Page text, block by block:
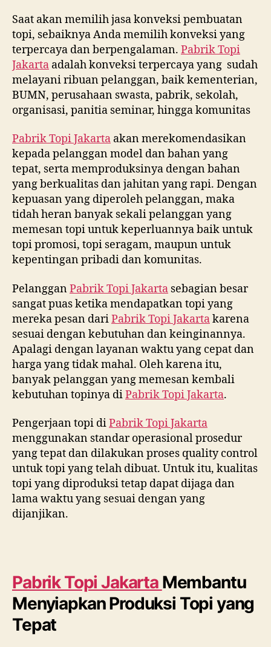
Saat akan memilih jasa konveksi pembuatan
topi, sebaiknya Anda memilih konveksi yang
terpercaya dan berpengalaman. Pabrik Topi
Jakarta adalah konveksi terpercaya yang sudah
melayani ribuan pelanggan, baik kementerian,
BUMN, perusahaan swasta, pabrik, sekolah,
organisasi, panitia seminar, hingga komunitas
Pabrik Topi Jakarta akan merekomendasikan
kepada pelanggan model dan bahan yang
tepat, serta memproduksinya dengan bahan
yang berkualitas dan jahitan yang rapi. Dengan
kepuasan yang diperoleh pelanggan, maka
tidah heran banyak sekali pelanggan yang
memesan topi untuk keperluannya baik untuk
topi promosi, topi seragam, maupun untuk
kepentingan pribadi dan komunitas.
PelangganPabrik Topi Jakarta sebagian besar
sangat puas ketika mendapatkan topi yang
mereka pesan dariPabrik Topi Jakartakarena
sesuai dengan kebutuhan dan keinginannya.
Apalagi dengan layanan waktu yang cepat dan
harga yang tidak mahal. Oleh karena itu,
banyak pelanggan yang memesan kembali
kebutuhan topinya diPabrik Topi Jakarta.
Pengerjaan topi diPabrik Topi Jakarta
menggunakan standar operasional prosedur
yang tepat dan dilakukan proses quality control
untuk topi yang telah dibuat. Untuk itu, kualitas
topi yang diproduksi tetap dapat dijaga dan
lama waktu yang sesuai dengan yang
dijanjikan.
Pabrik Topi Jakarta Membantu
Menyiapkan Produksi Topi yang
Tepat